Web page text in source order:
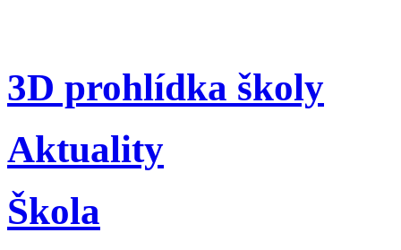
3D prohlídka školy
Aktuality
Škola